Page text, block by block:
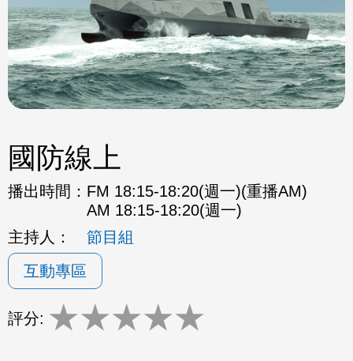
國防線上
播出時間： FM 18:15-18:20(週一)(重播AM)
AM 18:15-18:20(週一)
主持人：
節目組
互動專區
評分: ★★★★★